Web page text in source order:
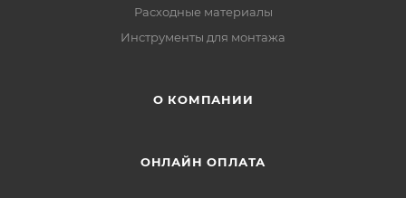
Расходные материалы
Инструменты для монтажа
О КОМПАНИИ
ОНЛАЙН ОПЛАТА